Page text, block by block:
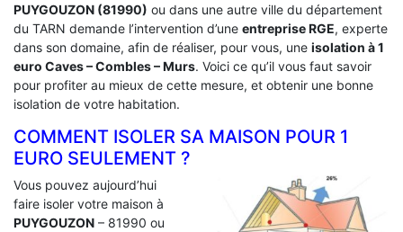
PUYGOUZON (81990) ou dans une autre ville du département
du TARN demande l’intervention d’une entreprise RGE, experte
dans son domaine, afin de réaliser, pour vous, une isolation à 1
euro Caves – Combles – Murs. Voici ce qu’il vous faut savoir
pour profiter au mieux de cette mesure, et obtenir une bonne
isolation de votre habitation.
COMMENT ISOLER SA MAISON POUR 1
EURO SEULEMENT ?
Vous pouvez aujourd’hui
faire isoler votre maison à
PUYGOUZON – 81990 ou